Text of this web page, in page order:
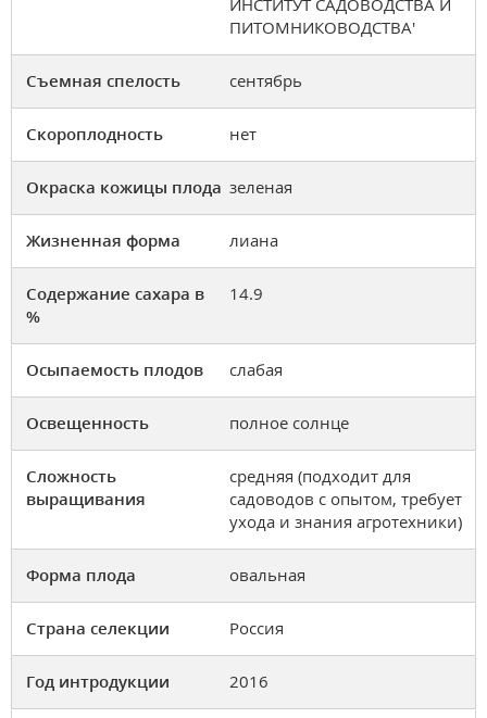
ИНСТИТУТ САДОВОДСТВА И
ПИТОМНИКОВОДСТВА'
Съемная спелость сентябрь
Скороплодность нет
Окраска кожицы плода зеленая
Жизненная форма лиана
Содержание сахара в
%
14.9
Осыпаемость плодов слабая
Освещенность полное солнце
Сложность
выращивания
средняя (подходит для
садоводов с опытом, требует
ухода и знания агротехники)
Форма плода овальная
Страна селекции Россия
Год интродукции 2016